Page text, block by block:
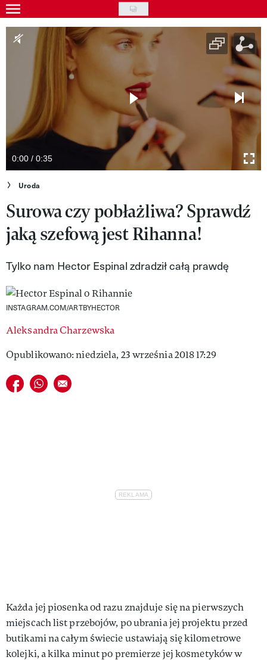
Skip
to
main
Gwiazdy
Ludzie
Uroda
Styl życia
Kultura
Wideo
Nasze akcje
VIVA!ART
VIVA!MAN
VIVA!PEOPLE POWER
VIVA!ITAKA
MAGAZYN VIVA!
0:00 / 0:35
Uroda
Surowa czy pobłażliwa? Sprawdź
jaką szefową jest Rihanna!
Tylko nam Hector Espinal zdradził całą prawdę
INSTAGRAM.COM/ARTBYHECTOR
Aleksandra Charzewska
Opublikowano: niedziela, 23 września 2018 17:29
Udostępnij na facebook
Udostępnij na whatsapp
E-mail do przyjaciela
Każda jej piosenka od razu znajduje się na pierwszych
miejscach list przebojów, po ubrania jej projektu przed
butikami na całym świecie ustawiają się kilometrowe
kolejki, a kilka minut po premierze jej kosmetyków w